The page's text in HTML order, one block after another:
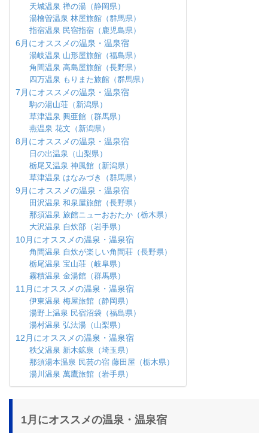
天城温泉 禅の湯（静岡県）
湯檜曽温泉 林屋旅館（群馬県）
指宿温泉 民宿指宿（鹿児島県）
6月にオススメの温泉・温泉宿
湯岐温泉 山形屋旅館（福島県）
角間温泉 高島屋旅館（長野県）
四万温泉 もりまた旅館（群馬県）
7月にオススメの温泉・温泉宿
駒の湯山荘（新潟県）
草津温泉 興亜館（群馬県）
燕温泉 花文（新潟県）
8月にオススメの温泉・温泉宿
日の出温泉（山梨県）
栃尾又温泉 神風館（新潟県）
草津温泉 はなみづき（群馬県）
9月にオススメの温泉・温泉宿
田沢温泉 和泉屋旅館（長野県）
那須温泉 旅館ニューおおたか（栃木県）
大沢温泉 自炊部（岩手県）
10月にオススメの温泉・温泉宿
角間温泉 自炊が楽しい角間荘（長野県）
栃尾温泉 宝山荘（岐阜県）
霧積温泉 金湯館（群馬県）
11月にオススメの温泉・温泉宿
伊東温泉 梅屋旅館（静岡県）
湯野上温泉 民宿沼袋（福島県）
湯村温泉 弘法湯（山梨県）
12月にオススメの温泉・温泉宿
秩父温泉 新木鉱泉（埼玉県）
那須湯本温泉 民芸の宿 藤田屋（栃木県）
湯川温泉 萬鷹旅館（岩手県）
1月にオススメの温泉・温泉宿